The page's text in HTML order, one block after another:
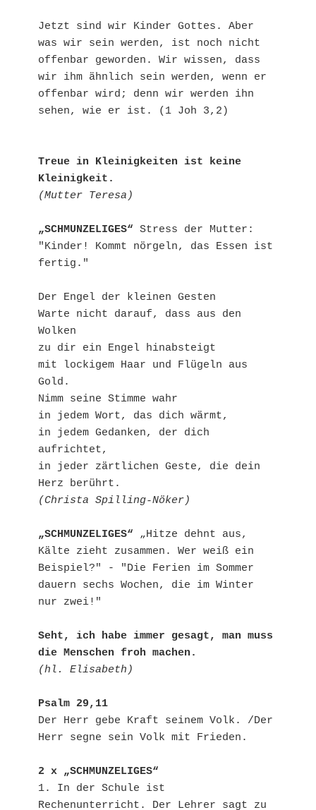
Jetzt sind wir Kinder Gottes. Aber
was wir sein werden, ist noch nicht
offenbar geworden. Wir wissen, dass
wir ihm ähnlich sein werden, wenn er
offenbar wird; denn wir werden ihn
sehen, wie er ist. (1 Joh 3,2)
Treue in Kleinigkeiten ist keine
Kleinigkeit.
(Mutter Teresa)
„SCHMUNZELIGES“ Stress der Mutter:
"Kinder! Kommt nörgeln, das Essen ist
fertig."
Der Engel der kleinen Gesten
Warte nicht darauf, dass aus den
Wolken
zu dir ein Engel hinabsteigt
mit lockigem Haar und Flügeln aus
Gold.
Nimm seine Stimme wahr
in jedem Wort, das dich wärmt,
in jedem Gedanken, der dich
aufrichtet,
in jeder zärtlichen Geste, die dein
(Christa Spilling-Nöker)
„SCHMUNZELIGES“ „Hitze dehnt aus,
Kälte zieht zusammen. Wer weiß ein
Beispiel?" - "Die Ferien im Sommer
dauern sechs Wochen, die im Winter
nur zwei!"
Seht, ich habe immer gesagt, man muss
die Menschen froh machen.
(hl. Elisabeth)
Psalm 29,11
Der Herr gebe Kraft seinem Volk. /Der
Herr segne sein Volk mit Frieden.
2 x „SCHMUNZELIGES“
1. In der Schule ist
Rechenunterricht. Der Lehrer sagt zu